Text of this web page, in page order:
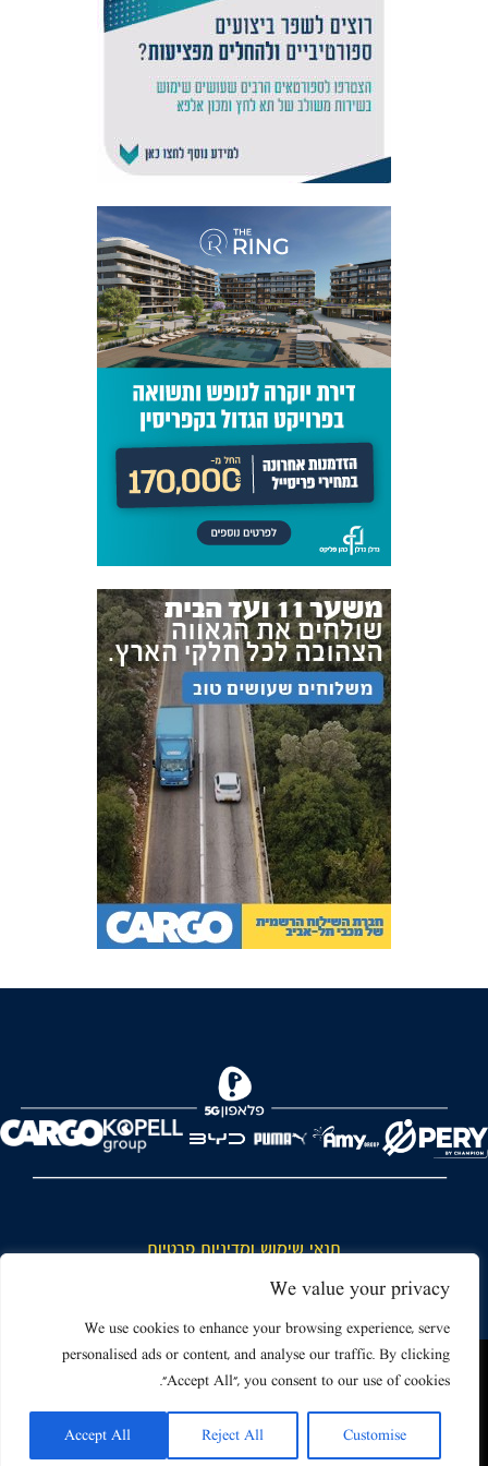
We value your privacy
We use cookies to enhance your browsing experience, serve
personalised ads or content, and analyse our traffic. By clicking
"Accept All", you consent to our use of cookies.
Customise
Reject All
Accept All
FOREVER
תנאי שימוש ומדיניות פרטיות
כללי כניסה והתנהגות באצטדיון ותנאי שימוש בכרטיסים
דרושים
צור קשר
Powered by
האתר שאתה גולש בו עשוי להשתמש בעוגיות (קוקיז) ובטכנולוגיות דומות.
על ידי כניסה לאתר אתה מאשר את תנאי השימוש הכוללים שימוש בעוגיות
(קוקיז).
אישור